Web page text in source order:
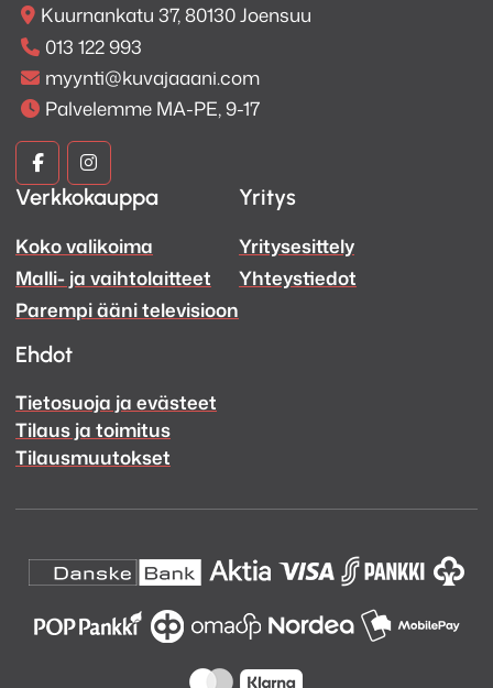
Kuurnankatu 37, 80130 Joensuu
013 122 993
myynti@kuvajaaani.com
Palvelemme MA-PE, 9-17
Kuva
ja
Ääni
Facebook
Kuva
ja
Ääni
Instagram
Verkkokauppa
Koko valikoima
Malli- ja vaihtolaitteet
Parempi ääni televisioon
Yritys
Yritysesittely
Yhteystiedot
Ehdot
Tietosuoja ja evästeet
Tilaus ja toimitus
Tilausmuutokset